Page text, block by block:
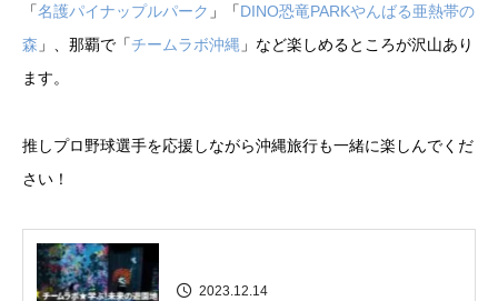
「名護パイナップルパーク 」「DINO恐竜PARKやんばる亜熱帯の
森 」、那覇で「チームラボ沖縄 」など楽しめるところが沢山あり
ます。
推しプロ野球選手を応援しながら沖縄旅行も一緒に楽しんでくだ
さい！
2023.12.14